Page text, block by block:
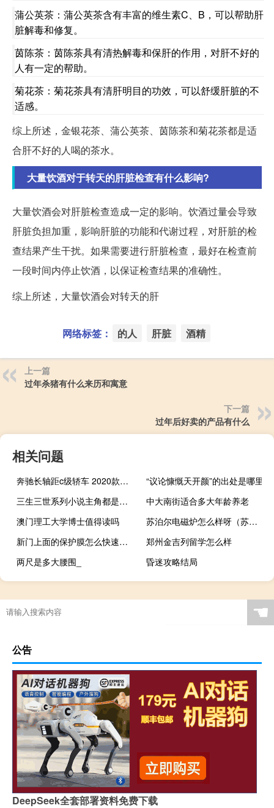
蒲公英茶：蒲公英茶含有丰富的维生素C、B，可以帮助肝
脏解毒和修复。
茵陈茶：茵陈茶具有清热解毒和保肝的作用，对肝不好的
人有一定的帮助。
菊花茶：菊花茶具有清肝明目的功效，可以舒缓肝脏的不
适感。
综上所述，金银花茶、蒲公英茶、茵陈茶和菊花茶都是适
合肝不好的人喝的茶水。
大量饮酒对于转天的肝脏检查有什么影响?
大量饮酒会对肝脏检查造成一定的影响。饮酒过量会导致
肝脏负担加重，影响肝脏的功能和代谢过程，对肝脏的检
查结果产生干扰。如果需要进行肝脏检查，最好在检查前
一段时间内停止饮酒，以保证检查结果的准确性。
综上所述，大量饮酒会对转天的肝
网络标签： 的人 肝脏 酒精
上一篇
过年杀猪有什么来历和寓意
下一篇
过年后好卖的产品有什么
相关问题
奔驰长轴距c级轿车 2020款国产奔驰c级有标准轴距车型吗
“议论慷慨天开颜”的出处是哪里
三生三世系列小说主角都是谁（三生三世系列小说）
中大南街适合多大年龄养老
澳门理工大学博士值得读吗
苏泊尔电磁炉怎么样呀（苏泊尔电磁炉怎么样）
新门上面的保护膜怎么快速去掉
郑州金吉列留学怎么样
两尺是多大腰围_
昏迷攻略结局
☚
公告
DeepSeek全套部署资料免费下载